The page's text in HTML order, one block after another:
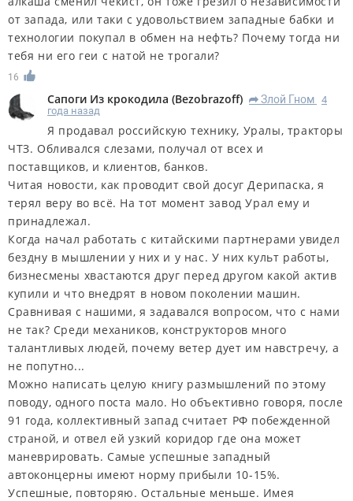
от запада, или таки с удовольствием западные бабки и
технологии покупал в обмен на нефть? Почему тогда ни
тебя ни его геи с натой не трогали?
16
Сапоги Из крокодила (Bezobrazoff) R Злой Гном 4
года назад
Я продавал российскую технику, Уралы, тракторы
ЧТЗ. Обливался слезами, получал от всех и
поставщиков, и клиентов, банков.
Читая новости, как проводит свой досуг Дерипаска, я
терял веру во всё. На тот момент завод Урал ему и
принадлежал.
Когда начал работать с китайскими партнерами увидел
бездну в мышлении у них и у нас. У них культ работы,
бизнесмены хвастаются друг перед другом какой актив
купили и что внедрят в новом поколении машин.
Сравнивая с нашими, я задавался вопросом, что с нами
не так? Среди механиков, конструкторов много
талантливых людей, почему ветер дует им навстречу, а
не попутно...
Можно написать целую книгу размышлений по этому
поводу, одного поста мало. Но объективно говоря, после
91 года, коллективный запад считает РФ побежденной
страной, и отвел ей узкий коридор где она может
маневрировать. Самые успешные западный
автоконцерны имеют норму прибыли 10-15%.
Успешные, повторяю. Остальные меньше. Имея